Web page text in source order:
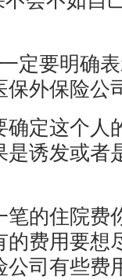
定要明确
保外保险公
确定这个人
诱发或者
笔的住院费
的费用要想
司有些费